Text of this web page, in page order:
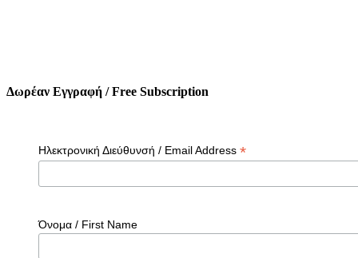
Δωρέαν Εγγραφή / Free Subscription
Ηλεκτρονική Διεύθυνσή / Email Address *
Όνομα / First Name